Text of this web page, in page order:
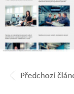
fotografiiPředchozí